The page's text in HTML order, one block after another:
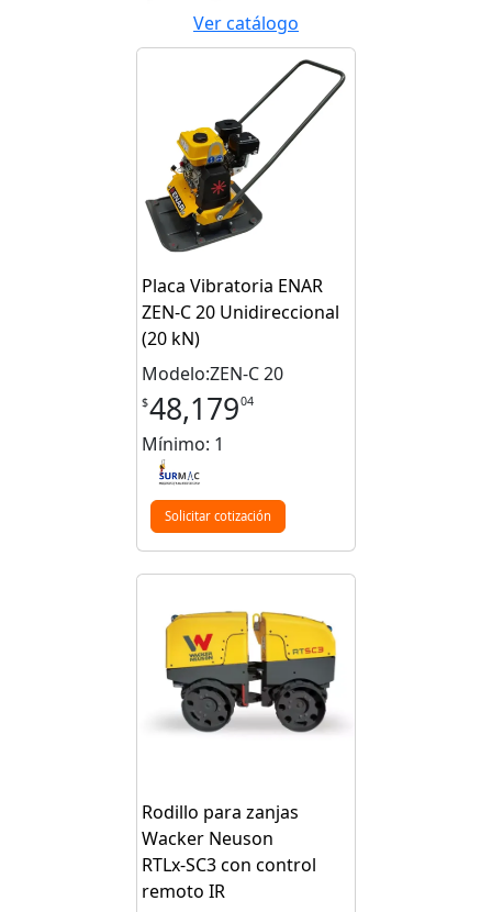
Ver catálogo
Placa Vibratoria ENAR
ZEN‑C 20 Unidireccional
(20 kN)
Modelo:ZEN-C 20
$48,17904
Mínimo: 1
Solicitar cotización
Rodillo para zanjas
Wacker Neuson
RTLx‑SC3 con control
remoto IR